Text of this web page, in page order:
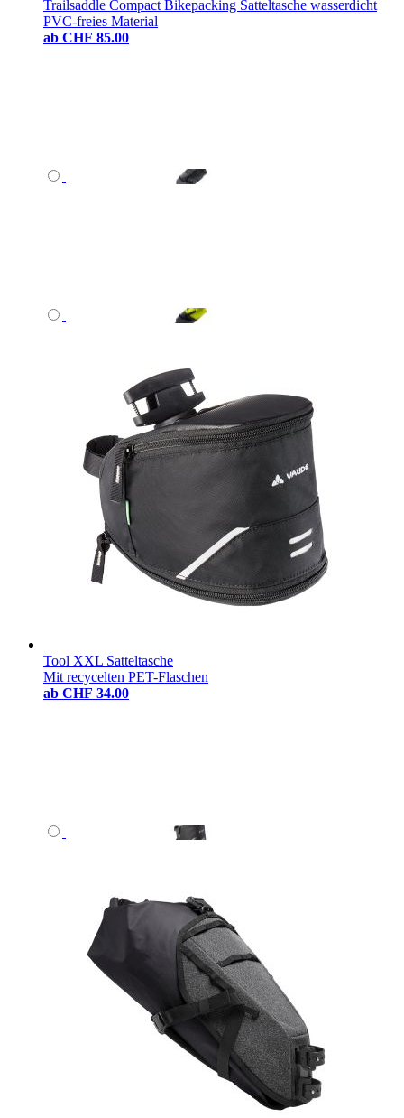
Trailsaddle Compact Bikepacking Satteltasche wasserdicht
PVC-freies Material
ab CHF 85.00
Tool XXL Satteltasche
Mit recycelten PET-Flaschen
ab CHF 34.00